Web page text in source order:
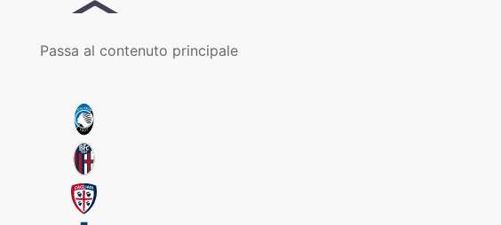
Passa al contenuto principale